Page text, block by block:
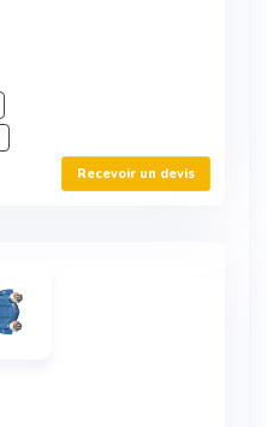
Recevoir un devis